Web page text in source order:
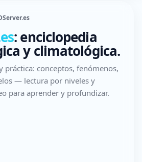
: enciclopedia
y climatológica.
práctica: conceptos, fenómenos,
— lectura por niveles y
para aprender y profundizar.